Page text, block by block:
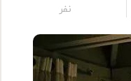
نفر